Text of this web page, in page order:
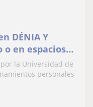
DÉNIA Y
o en espacios
del
la Universidad de
personales